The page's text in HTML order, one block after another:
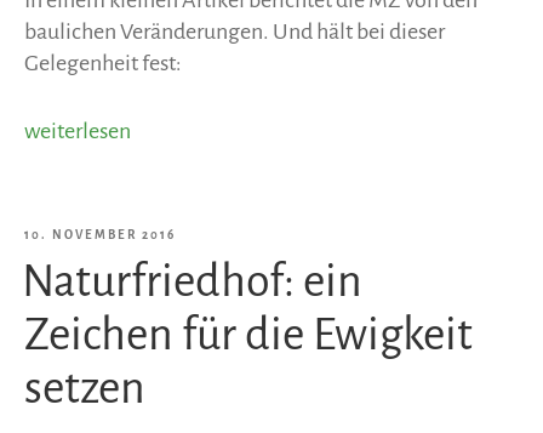
baulichen Veränderungen. Und hält bei dieser
Gelegenheit fest:
„Neue
Schlosswald“
weiterlesen
VERÖFFENTLICHT
AM
10. NOVEMBER 2016
Naturfriedhof: ein
Zeichen für die Ewigkeit
setzen